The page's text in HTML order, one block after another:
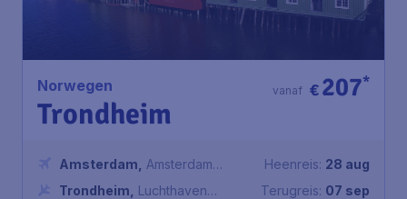
Norwegen
Trondheim
€207*
vanaf
Amsterdam
Amsterdam
Airport Schiphol
Trondheim
Luchthaven
Heenreis: 28 aug
Terugreis: 07 sep